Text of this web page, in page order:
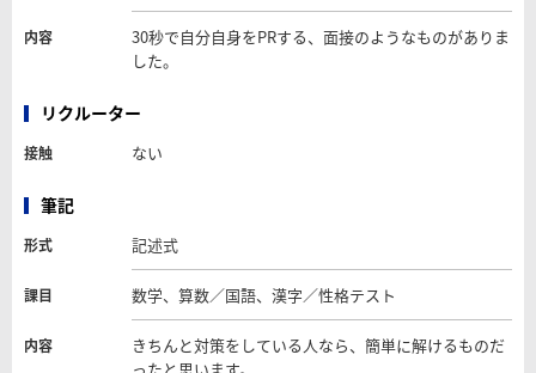
内容
30秒で自分自身をPRする、面接のようなものがありま
した。
リクルーター
接触 ない
筆記
形式 記述式
課目 数学、算数／国語、漢字／性格テスト
内容
きちんと対策をしている人なら、簡単に解けるものだ